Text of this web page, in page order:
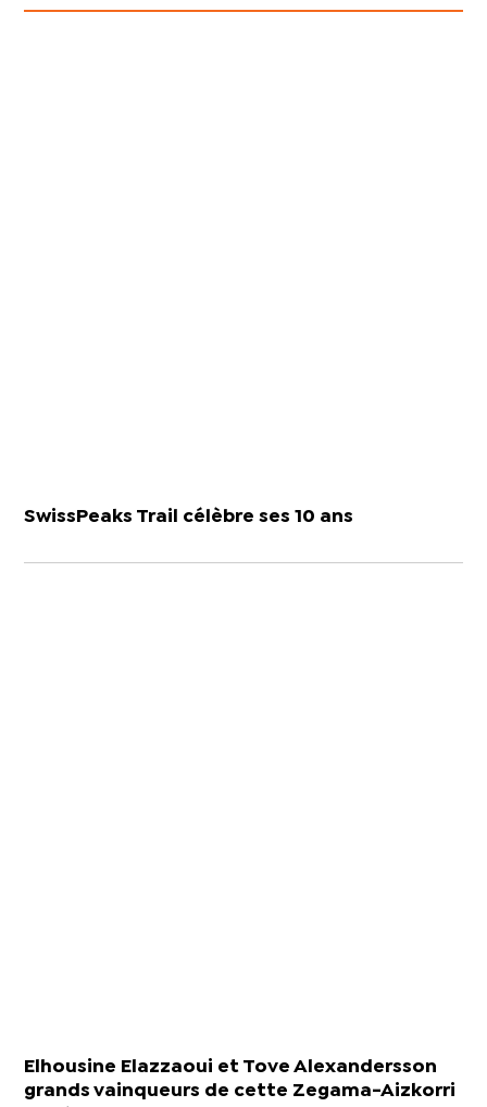
SwissPeaks Trail célèbre ses 10 ans
Elhousine Elazzaoui et Tove Alexandersson
grands vainqueurs de cette Zegama-Aizkorri